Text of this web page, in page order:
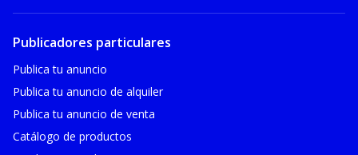
Publicadores particulares
Publica tu anuncio
Publica tu anuncio de alquiler
Publica tu anuncio de venta
Catálogo de productos